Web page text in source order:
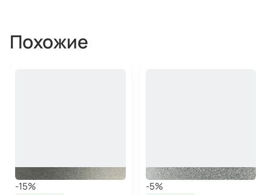
Похожие
-15% -5%